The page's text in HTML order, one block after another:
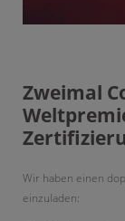
Zweimal
Wir haben einen
einzuladen: